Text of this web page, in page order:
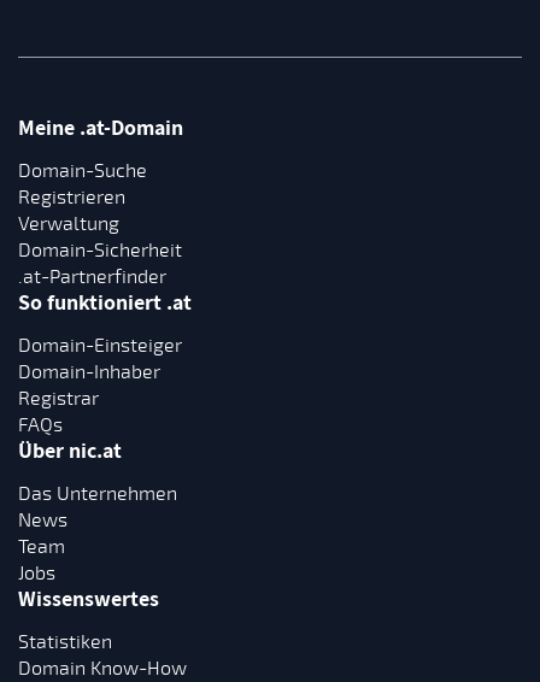
Meine .at-Domain
Domain-Suche
Registrieren
Verwaltung
Domain-Sicherheit
.at-Partnerfinder
So funktioniert .at
Domain-Einsteiger
Domain-Inhaber
Registrar
FAQs
Über nic.at
Das Unternehmen
News
Team
Jobs
Wissenswertes
Statistiken
Domain Know-How